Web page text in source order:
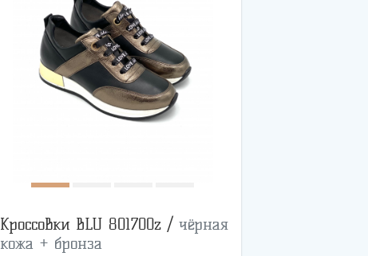
Кроссовки BLU 801700z / чёрная
кожа + бронза